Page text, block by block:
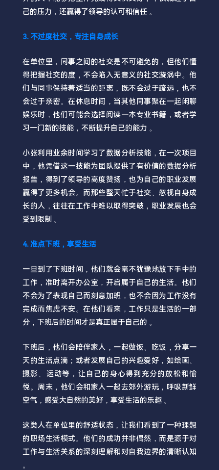
己的压力，还赢得了领导的认可和信任 。
3. 不过度社交，专注自身成长
在单位里，同事之间的社交是不可避免的，但他们懂
得把握社交的度，不会陷入无意义的社交漩涡中。他
们与同事保持着适当的距离，既不会过于疏远，也不
会过于亲密。在休息时间，当其他同事聚在一起闲聊
娱乐时，他们可能会选择阅读一本专业书籍，或者学
习一门新的技能，不断提升自己的能力 。
小张利用业余时间学习了数据分析技能，在一次项目
中，他凭借这一技能为团队提供了有价值的数据分析
报告，得到了领导的高度赞扬，也为自己的职业发展
赢得了更多机会。而那些整天忙于社交、忽视自身成
长的人，往往在工作中难以取得突破，职业发展也会
受到限制 。
4. 准点下班，享受生活
一旦到了下班时间，他们就会毫不犹豫地放下手中的
工作，准时离开办公室，开启属于自己的生活。他们
不会为了表现自己而刻意加班，也不会因为工作没有
完成而焦虑不安。在他们看来，工作只是生活的一部
分，下班后的时间才是真正属于自己的 。
下班后，他们会陪伴家人，一起做饭、吃饭，分享一
天的生活点滴；或者发展自己的兴趣爱好，如绘画、
摄影、运动等，让自己的身心得到充分的放松和愉
悦。周末，他们会和家人一起去郊外游玩，呼吸新鲜
空气，感受大自然的美好，享受生活的乐趣 。
这类人在单位里的舒适状态，让我们看到了一种理想
的职场生活模式。他们的成功并非偶然，而是源于对
工作与生活关系的深刻理解和对自我边界的清晰认知
。